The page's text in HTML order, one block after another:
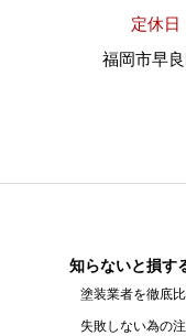
休日：日、
岡市早良区野
知らないと損す
塗装業者を徹底
失敗しない為の